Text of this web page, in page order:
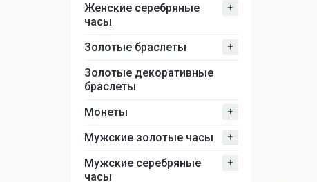
Женские серебряные
часы
+
Золотые браслеты +
Золотые декоративные
браслеты
Монеты
+
Мужские золотые часы +
Мужские серебряные
часы
+